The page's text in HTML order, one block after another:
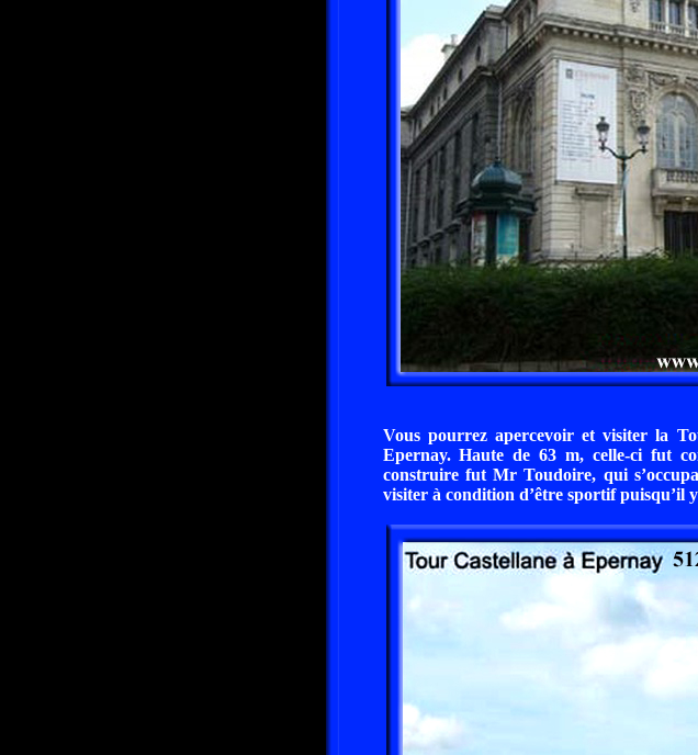
Vous pourrez apercevoir et visiter la
Epernay. Haute de 63 m, celle-ci fut
construire fut Mr Toudoire, qui
visiter à condition d’être sportif puisqu’il